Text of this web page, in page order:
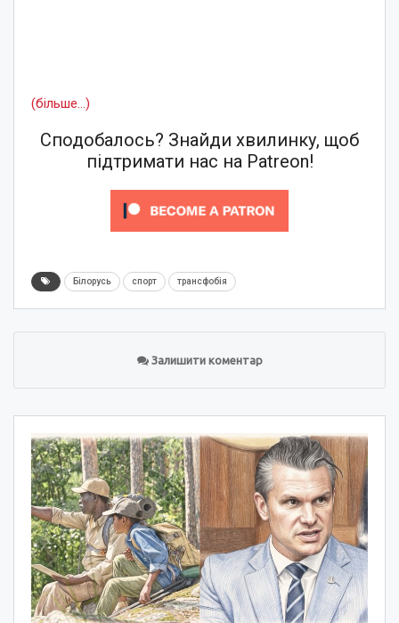
(більше…)
Сподобалось? Знайди хвилинку, щоб
підтримати нас на Patreon!
Білорусь спорт трансфобія
Залишити коментар